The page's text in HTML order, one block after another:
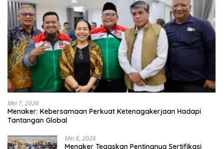
Mei 7, 2026
Menaker: Kebersamaan Perkuat Ketenagakerjaan Hadapi
Tantangan Global
Mei 6, 2026
Menaker Tegaskan Pentingnya Sertifikasi